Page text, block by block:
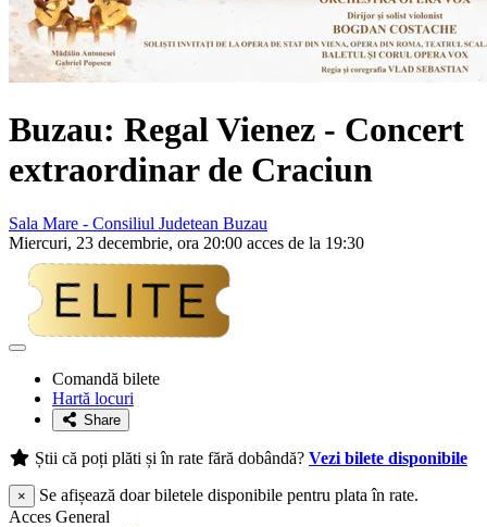
Buzau: Regal Vienez - Concert
extraordinar de Craciun
Sala Mare - Consiliul Judetean Buzau
Miercuri, 23 decembrie, ora 20:00 acces de la 19:30
Adaugă
favoriteComandă bilete
Hartă locuri
Share
Știi că poți plăti și în rate fără dobândă? Vezi bilete disponibile
×
Se afișează doar biletele disponibile pentru plata în rate.
Acces General